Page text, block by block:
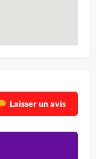
Laisser un avis